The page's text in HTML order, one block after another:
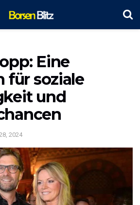
Eine
für soziale
und
2024